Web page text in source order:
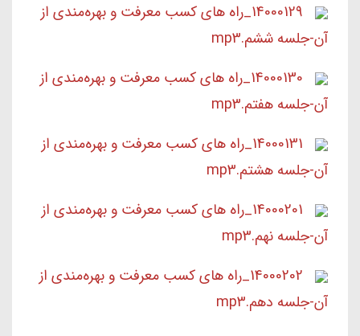
14000129_راه های کسب معرفت و بهره‌مندی از
آن-جلسه ششم.mp3
14000130_راه های کسب معرفت و بهره‌مندی از
آن-جلسه هفتم.mp3
14000131_راه های کسب معرفت و بهره‌مندی از
آن-جلسه هشتم.mp3
14000201_راه های کسب معرفت و بهره‌مندی از
آن-جلسه نهم.mp3
14000202_راه های کسب معرفت و بهره‌مندی از
آن-جلسه دهم.mp3